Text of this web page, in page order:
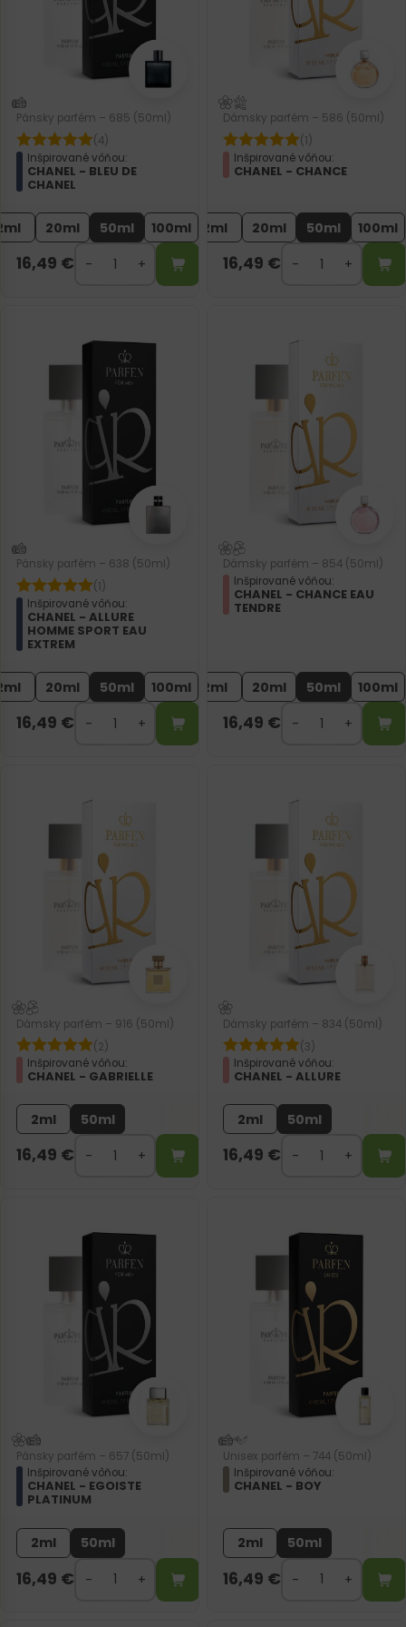
Pánsky parfém – 685 (50ml)
(4)
Inšpirované vôňou:
CHANEL - BLEU DE
CHANEL
20ml 50ml 100ml
16,49 €
Dámsky parfém – 586 (50ml)
(1)
Inšpirované vôňou:
CHANEL - CHANCE
2ml 20ml 50ml 100ml
16,49 €
Pánsky parfém – 638 (50ml)
(1)
Inšpirované vôňou:
CHANEL - ALLURE
HOMME SPORT EAU
EXTREM
20ml 50ml 100ml
16,49 €
Dámsky parfém – 854 (50ml)
Inšpirované vôňou:
CHANEL - CHANCE EAU
TENDRE
2ml 20ml 50ml 100ml
16,49 €
Dámsky parfém – 916 (50ml)
(2)
Inšpirované vôňou:
CHANEL - GABRIELLE
2ml 50ml
16,49 €
Dámsky parfém – 834 (50ml)
(3)
Inšpirované vôňou:
CHANEL - ALLURE
2ml 50ml
16,49 €
Pánsky parfém – 657 (50ml)
Inšpirované vôňou:
CHANEL - EGOISTE
PLATINUM
2ml 50ml
16,49 €
Unisex parfém – 744 (50ml)
Inšpirované vôňou:
CHANEL - BOY
2ml 50ml
16,49 €